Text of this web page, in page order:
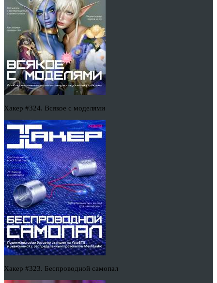
Хакер #324. Всякое с моделями
Хакер #323. Беспроводной самопал